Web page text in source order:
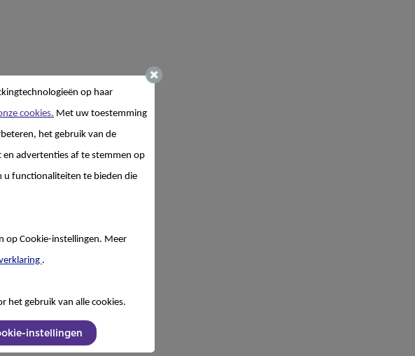
op haar
cookies. Met uw toestemming
het gebruik van de
advertenties af te stemmen op
u functionaliteiten te bieden die
op Cookie-instellingen. Meer
.
het gebruik van alle cookies.
instellingen